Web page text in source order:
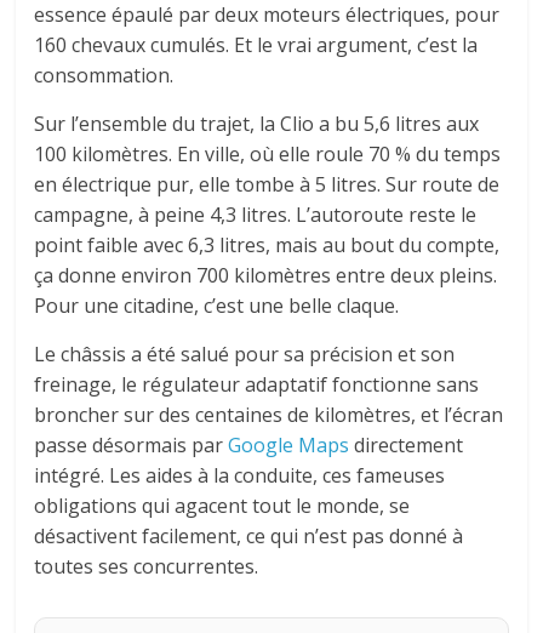
essence épaulé par deux moteurs électriques, pour
160 chevaux cumulés. Et le vrai argument, c’est la
consommation.
Sur l’ensemble du trajet, la Clio a bu 5,6 litres aux
100 kilomètres. En ville, où elle roule 70 % du temps
en électrique pur, elle tombe à 5 litres. Sur route de
campagne, à peine 4,3 litres. L’autoroute reste le
point faible avec 6,3 litres, mais au bout du compte,
ça donne environ 700 kilomètres entre deux pleins.
Pour une citadine, c’est une belle claque.
Le châssis a été salué pour sa précision et son
freinage, le régulateur adaptatif fonctionne sans
broncher sur des centaines de kilomètres, et l’écran
passe désormais parGoogle Maps directement
intégré. Les aides à la conduite, ces fameuses
obligations qui agacent tout le monde, se
désactivent facilement, ce qui n’est pas donné à
toutes ses concurrentes.